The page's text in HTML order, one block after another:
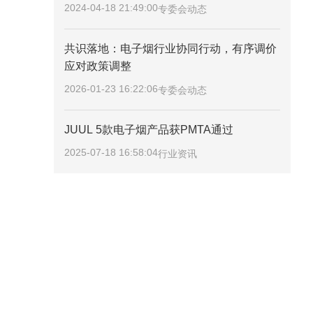
2024-04-18 21:49:00专委会动态
共识落地：电子烟行业协同行动，有序调价
应对政策调整
2026-01-23 16:22:06专委会动态
JUUL 5款电子烟产品获PMTA通过
2025-07-18 16:58:04行业资讯